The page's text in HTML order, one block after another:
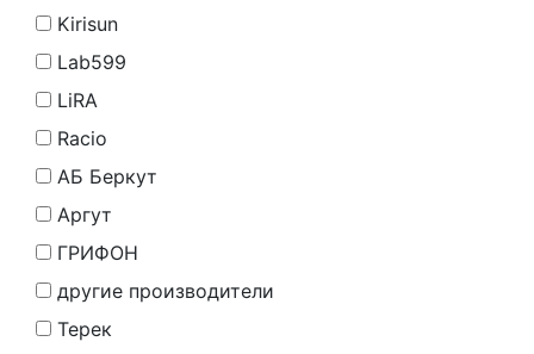
Kirisun
Lab599
LiRA
Racio
АБ Беркут
Аргут
ГРИФОН
другие производители
Терек